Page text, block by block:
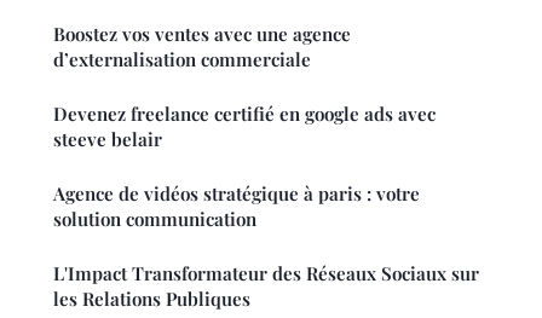
Boostez vos ventes avec une agence
d’externalisation commerciale
Devenez freelance certifié en google ads avec
steeve belair
Agence de vidéos stratégique à paris : votre
solution communication
L'Impact Transformateur des Réseaux Sociaux sur
les Relations Publiques